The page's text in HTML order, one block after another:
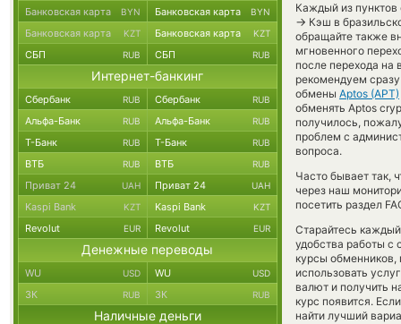
Каждый из пунктов
→ Кэш в
обращайте также
мгновенного
после перехода на
рекомендуем
обмены Aptos (APT)
обменять Aptos
получилось,
проблем с
вопроса.
Часто бывает так,
через наш
посетить раздел
Старайтесь
удобства работы с
курсы
использовать
валют и получить
курс появится.
найти лучший
Банковская карта BYN Банковская карта BYN
Банковская карта KZT Банковская карта KZT
СБП RUB СБП RUB
Интернет-банкинг
Сбербанк RUB Сбербанк RUB
Альфа-Банк RUB Альфа-Банк RUB
Т-Банк RUB Т-Банк RUB
ВТБ RUB ВТБ RUB
Приват 24 UAH Приват 24 UAH
Kaspi Bank KZT Kaspi Bank KZT
Revolut EUR Revolut EUR
Денежные переводы
WU USD WU USD
ЗК RUB ЗК RUB
Наличные деньги